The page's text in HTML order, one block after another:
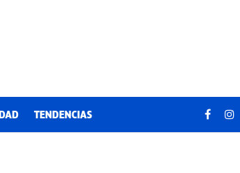
TENDENCIAS